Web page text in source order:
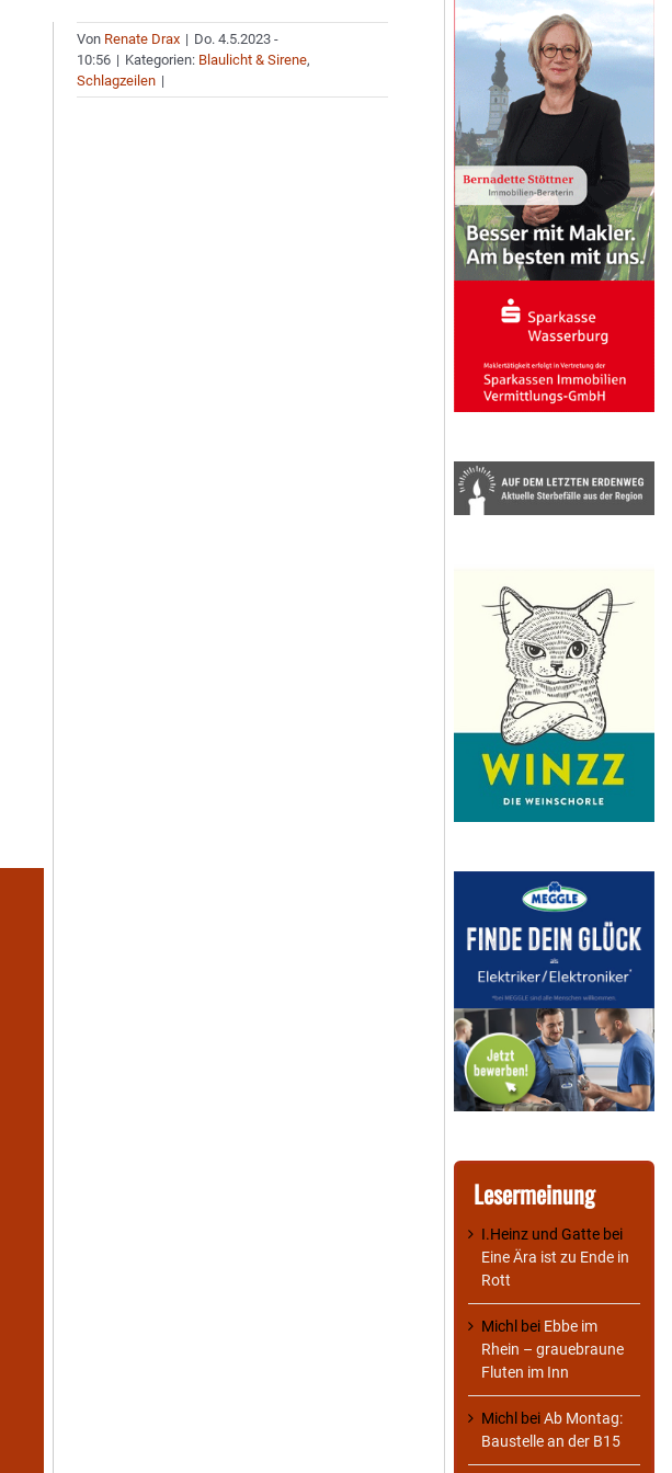
Von Renate Drax | Do. 4.5.2023 -
10:56 | Kategorien: Blaulicht & Sirene,
Schlagzeilen |
Lesermeinung
I.Heinz und Gatte bei
Eine Ära ist zu Ende in
Rott
Michl bei Ebbe im
Rhein – grauebraune
Fluten im Inn
Michl beiAb Montag:
Baustelle an der B15